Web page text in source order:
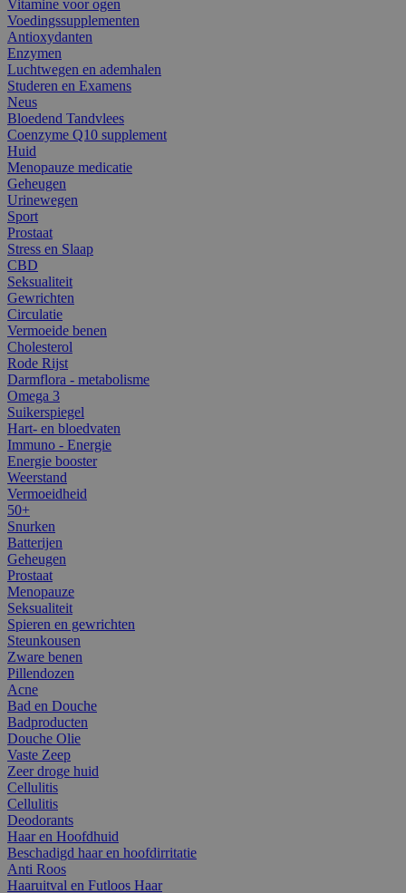
Vitamine voor ogen
Voedingssupplementen
Antioxydanten
Enzymen
Luchtwegen en ademhalen
Studeren en Examens
Neus
Bloedend Tandvlees
Coenzyme Q10 supplement
Huid
Menopauze medicatie
Geheugen
Urinewegen
Sport
Prostaat
Stress en Slaap
CBD
Seksualiteit
Gewrichten
Circulatie
Vermoeide benen
Cholesterol
Rode Rijst
Darmflora - metabolisme
Omega 3
Suikerspiegel
Hart- en bloedvaten
Immuno - Energie
Energie booster
Weerstand
Vermoeidheid
50+
Snurken
Batterijen
Geheugen
Prostaat
Menopauze
Seksualiteit
Spieren en gewrichten
Steunkousen
Zware benen
Pillendozen
Acne
Bad en Douche
Badproducten
Douche Olie
Vaste Zeep
Zeer droge huid
Cellulitis
Cellulitis
Deodorants
Haar en Hoofdhuid
Beschadigd haar en hoofdirritatie
Anti Roos
Haaruitval en Futloos Haar